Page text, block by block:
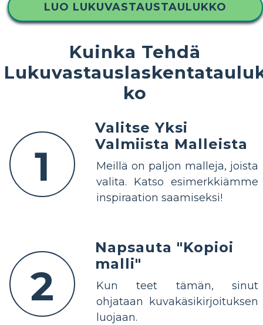
LUO LUKUVASTAUSTAULUKKO
Kuinka Tehdä
ko
1
Valitse Yksi
Valmiista Malleista
Meillä on paljon malleja, joista
valita. Katso esimerkkiämme
inspiraation saamiseksi!
2
Napsauta "Kopioi
malli"
Kun teet tämän, sinut
ohjataan kuvakäsikirjoituksen
luojaan.